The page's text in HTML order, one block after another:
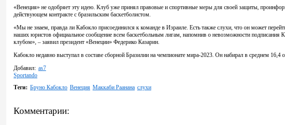
«Венеция» не одобряет эту идею. Клуб уже принял правовые и спортивные меры для своей защиты,
действующем контракте с бразильским баскетболистом.
«Мы не знаем, правда ли Кабокло присоединился к команде в Израиле. Есть также слухи, что он может
наших юристов официальное сообщение всем баскетбольным лигам, напомнив о невозможности подписания
клубом», – заявил президент «Венеции» Федерико Казарин.
Кабокло недавно выступал в составе сборной Бразилии на чемпионате мира-2023. Он набирал в среднем 16,4
Добавил: as7
Sportando
Теги: Бруно Кабокло Венеция Маккаби Раанана слухи
Комментарии: